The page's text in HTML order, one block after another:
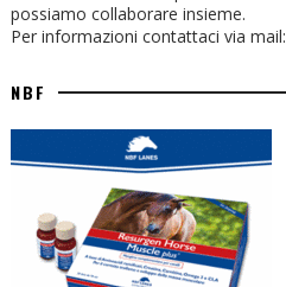
possiamo collaborare insieme.
Per informazioni contattaci via mail:
NBF